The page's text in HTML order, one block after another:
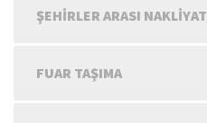
ŞEHIRLER ARASI NAKLIYAT
FUAR TAŞIMA